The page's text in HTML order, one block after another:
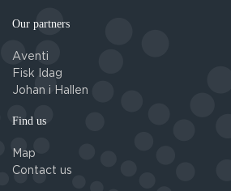
Our partners
Aventi
Fisk Idag
Johan i Hallen
Find us
Map
Contact us